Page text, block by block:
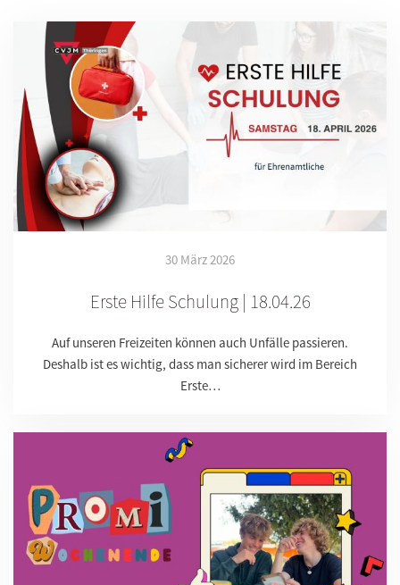
30 März 2026
Erste Hilfe Schulung | 18.04.26
Auf unseren Freizeiten können auch Unfälle passieren.
Deshalb ist es wichtig, dass man sicherer wird im Bereich
Erste…